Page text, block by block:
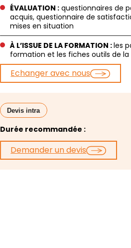
ÉVALUATION :questionnaires de
acquis, questionnaire de
mises en situation
À L’ISSUE DE LA FORMATION :les
formation et les fiches outils de
Echanger avec nous
Devis intra
Durée recommandée :
Demander un devis